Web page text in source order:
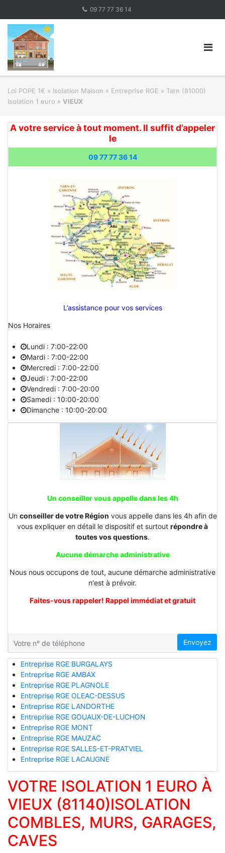
content
09 77 77 36 14
Loi POPE 1€ » Isolation Maison » Entreprise RGE » Tarn (81000)
Isolation 1 euro » VIEUX
A votre service à tout moment. Il suffit d’appeler
le
09 77 77 36 14
L’assistance pour vos services
Nos Horaires
Lundi : 7:00-22:00
Mardi : 7:00-22:00
Mercredi : 7:00-22:00
Jeudi : 7:00-22:00
Vendredi : 7:00-20:00
Samedi : 10:00-20:00
Dimanche : 10:00-20:00
Un conseiller vous appelle dans les 4h
Un conseiller de votre Région vous appelle dans les 4h afin de
vous expliquer en détail le dispositif et surtout répondre à
toutes vos questions.
Aucune démarche administrative
Nous nous occupons de tout, aucune démarche administrative
n'est à prévoir.
Faites-vous rappeler! Rappel immédiat et gratuit
Envoyez
Entreprise RGE BURGALAYS
Entreprise RGE AMBAX
Entreprise RGE PLAGNOLE
Entreprise RGE OLEAC-DESSUS
Entreprise RGE LANDORTHE
Entreprise RGE GOUAUX-DE-LUCHON
Entreprise RGE MONT
Entreprise RGE MAUZAC
Entreprise RGE SALLES-ET-PRATVIEL
Entreprise RGE LACAUGNE
VOTRE ISOLATION 1 EURO À
VIEUX (81140)ISOLATION
COMBLES, MURS, GARAGES,
CAVES